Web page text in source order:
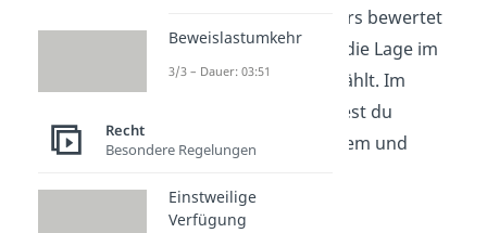
Handlung rechtlich anders bewertet
werden kann, wenn nur die Lage im
Moment des Handelns zählt. Im
findest du
passende Videos zu diesem und
Beweislastumkehr
3/3 – Dauer: 03:51
Recht
Besondere Regelungen
Einstweilige
Verfügung